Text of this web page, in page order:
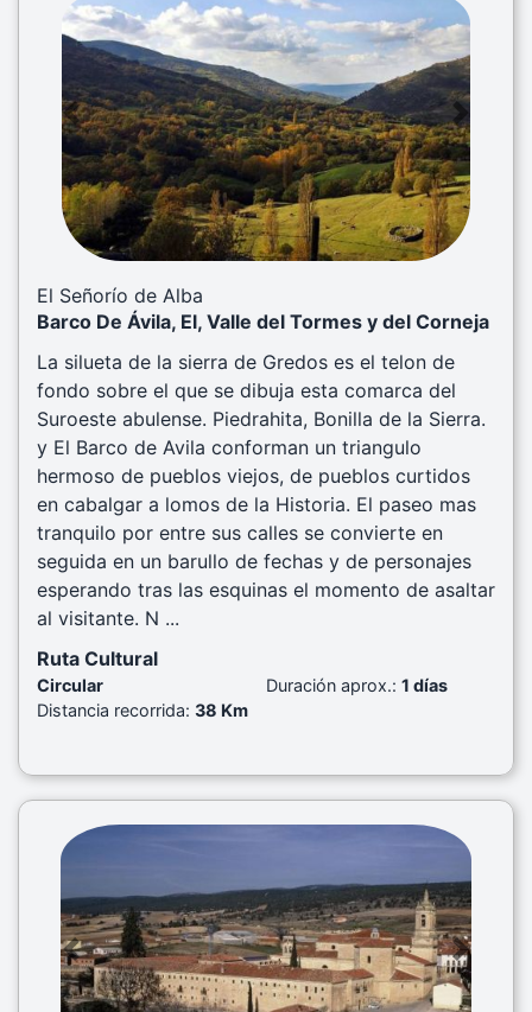
Previous Next
El Señorío de Alba
Barco De Ávila, El, Valle del Tormes y del Corneja
La silueta de la sierra de Gredos es el telon de
fondo sobre el que se dibuja esta comarca del
Suroeste abulense. Piedrahita, Bonilla de la Sierra.
y El Barco de Avila conforman un triangulo
hermoso de pueblos viejos, de pueblos curtidos
en cabalgar a lomos de la Historia. El paseo mas
tranquilo por entre sus calles se convierte en
seguida en un barullo de fechas y de personajes
esperando tras las esquinas el momento de asaltar
al visitante. N ...
Ruta Cultural
Circular Duración aprox.: 1 días
Distancia recorrida: 38 Km
Previous Next